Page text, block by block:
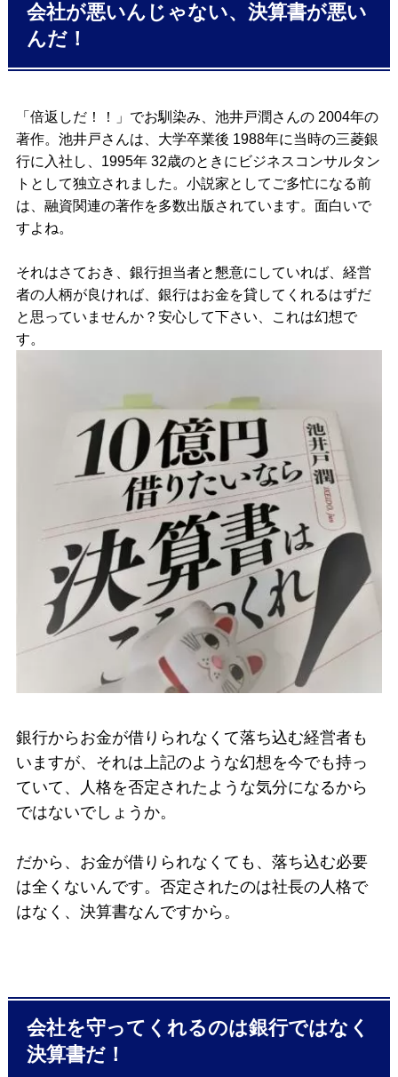
会社が悪いんじゃない、決算書が悪い
んだ！
「倍返しだ！！」でお馴染み、池井戸潤さんの 2004年の
著作。池井戸さんは、大学卒業後 1988年に当時の三菱銀
行に入社し、1995年 32歳のときにビジネスコンサルタン
トとして独立されました。小説家としてご多忙になる前
は、融資関連の著作を多数出版されています。面白いで
すよね。
それはさておき、銀行担当者と懇意にしていれば、経営
者の人柄が良ければ、銀行はお金を貸してくれるはずだ
と思っていませんか？安心して下さい、これは幻想で
す。
銀行からお金が借りられなくて落ち込む経営者も
いますが、それは上記のような幻想を今でも持っ
ていて、人格を否定されたような気分になるから
ではないでしょうか。
だから、お金が借りられなくても、落ち込む必要
は全くないんです。否定されたのは社長の人格で
はなく、決算書なんですから。
会社を守ってくれるのは銀行ではなく
決算書だ！